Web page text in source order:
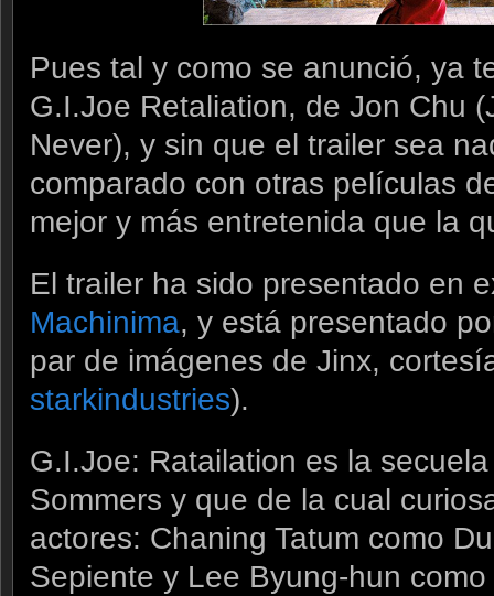
Pues tal y como se anunció, ya
G.I.Joe Retaliation, de Jon Chu
Never), y sin que el trailer sea
comparado con otras películas
mejor y más entretenida que la
El trailer ha sido presentado en
Machinima, y está presentado
par de imágenes de Jinx,
starkindustries).
G.I.Joe: Ratailation es la
Sommers y que de la cual
actores: Chaning Tatum como
Sepiente y Lee Byung-hun